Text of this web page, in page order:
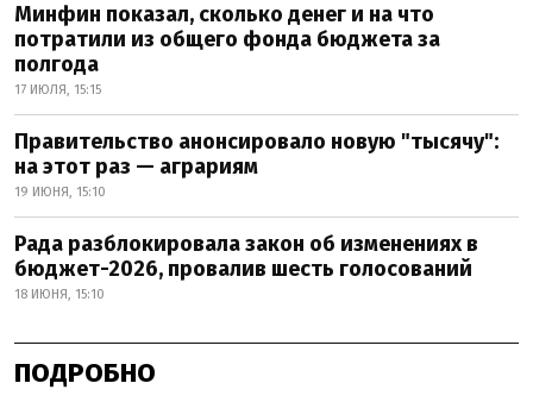
Минфин показал, сколько денег и на что
потратили из общего фонда бюджета за
полгода
17 ИЮЛЯ, 15:15
Правительство анонсировало новую "тысячу":
на этот раз — аграриям
19 ИЮНЯ, 15:10
Рада разблокировала закон об изменениях в
бюджет-2026, провалив шесть голосований
18 ИЮНЯ, 15:10
ПОДРОБНО